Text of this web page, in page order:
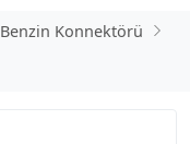
Benzin Konnektörü